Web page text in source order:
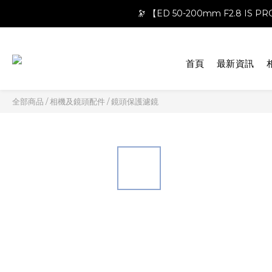
🔭 【ED 50-200mm F2.8 IS
首頁 最新資訊
全部商品 /相機及鏡頭配件/鏡頭保護濾鏡